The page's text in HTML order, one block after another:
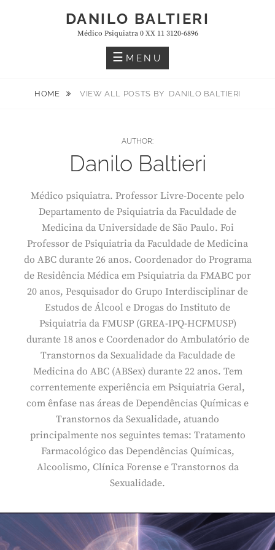
DANILO BALTIERI
Médico Psiquiatra 0 XX 11 3120-6896
MENU
HOME VIEW ALL POSTS BY DANILO BALTIERI
AUTHOR:
Danilo Baltieri
Médico psiquiatra. Professor Livre-Docente pelo
Departamento de Psiquiatria da Faculdade de
Medicina da Universidade de São Paulo. Foi
Professor de Psiquiatria da Faculdade de Medicina
do ABC durante 26 anos. Coordenador do Programa
de Residência Médica em Psiquiatria da FMABC por
20 anos, Pesquisador do Grupo Interdisciplinar de
Estudos de Álcool e Drogas do Instituto de
Psiquiatria da FMUSP (GREA-IPQ-HCFMUSP)
durante 18 anos e Coordenador do Ambulatório de
Transtornos da Sexualidade da Faculdade de
Medicina do ABC (ABSex) durante 22 anos. Tem
correntemente experiência em Psiquiatria Geral,
com ênfase nas áreas de Dependências Químicas e
Transtornos da Sexualidade, atuando
principalmente nos seguintes temas: Tratamento
Farmacológico das Dependências Químicas,
Alcoolismo, Clínica Forense e Transtornos da
Sexualidade.